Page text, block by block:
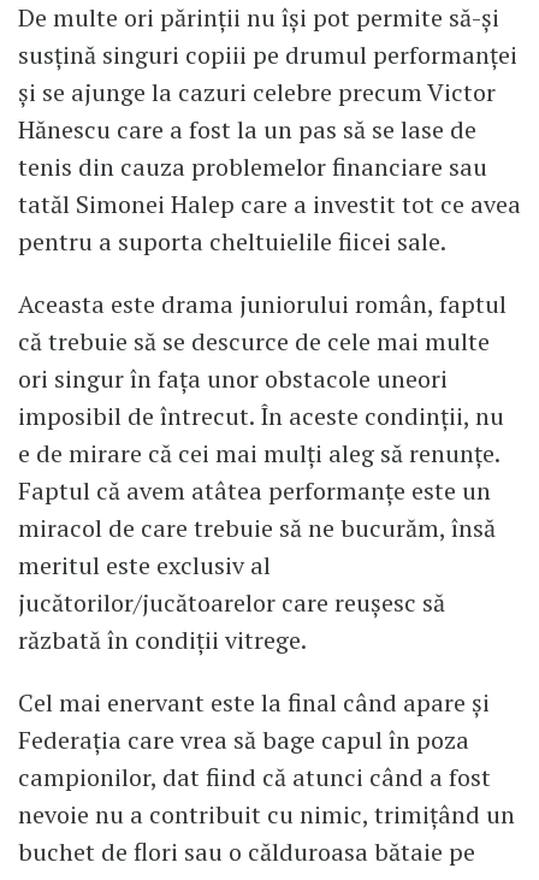
De multe ori părinții nu își pot permite să-și
susțină singuri copiii pe drumul performanței
și se ajunge la cazuri celebre precum Victor
Hănescu care a fost la un pas să se lase de
tenis din cauza problemelor financiare sau
tatăl Simonei Halep care a investit tot ce avea
pentru a suporta cheltuielile fiicei sale.
Aceasta este drama juniorului român, faptul
că trebuie să se descurce de cele mai multe
ori singur în fața unor obstacole uneori
imposibil de întrecut. În aceste condinții, nu
e de mirare că cei mai mulți aleg să renunțe.
Faptul că avem atâtea performanțe este un
miracol de care trebuie să ne bucurăm, însă
meritul este exclusiv al
jucătorilor/jucătoarelor care reușesc să
răzbată în condiții vitrege.
Cel mai enervant este la final când apare și
Federația care vrea să bage capul în poza
campionilor, dat fiind că atunci când a fost
nevoie nu a contribuit cu nimic, trimițând un
buchet de flori sau o călduroasa bătaie pe